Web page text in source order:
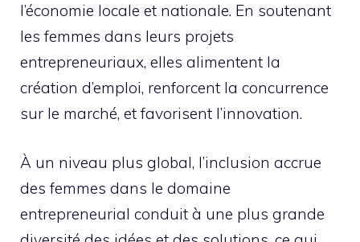
l’économie locale et nationale. En soutenant
les femmes dans leurs projets
entrepreneuriaux, elles alimentent la
création d’emploi, renforcent la concurrence
sur le marché, et favorisent l’innovation.
À un niveau plus global, l’inclusion accrue
des femmes dans le domaine
entrepreneurial conduit à une plus grande